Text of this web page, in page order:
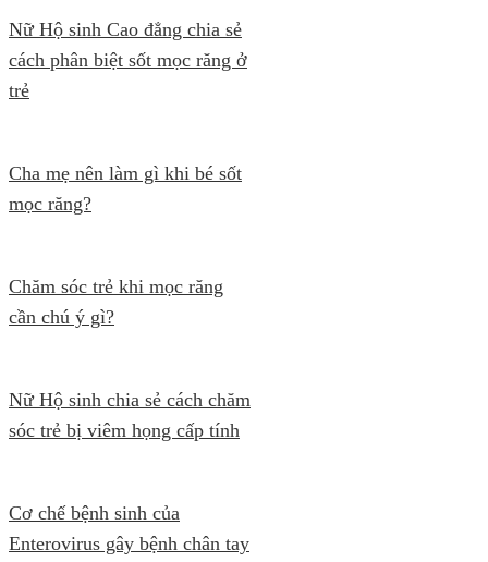
Nữ Hộ sinh Cao đẳng chia sẻ
cách phân biệt sốt mọc răng ở
trẻ
Cha mẹ nên làm gì khi bé sốt
mọc răng?
Chăm sóc trẻ khi mọc răng
cần chú ý gì?
Nữ Hộ sinh chia sẻ cách chăm
sóc trẻ bị viêm họng cấp tính
Cơ chế bệnh sinh của
Enterovirus gây bệnh chân tay